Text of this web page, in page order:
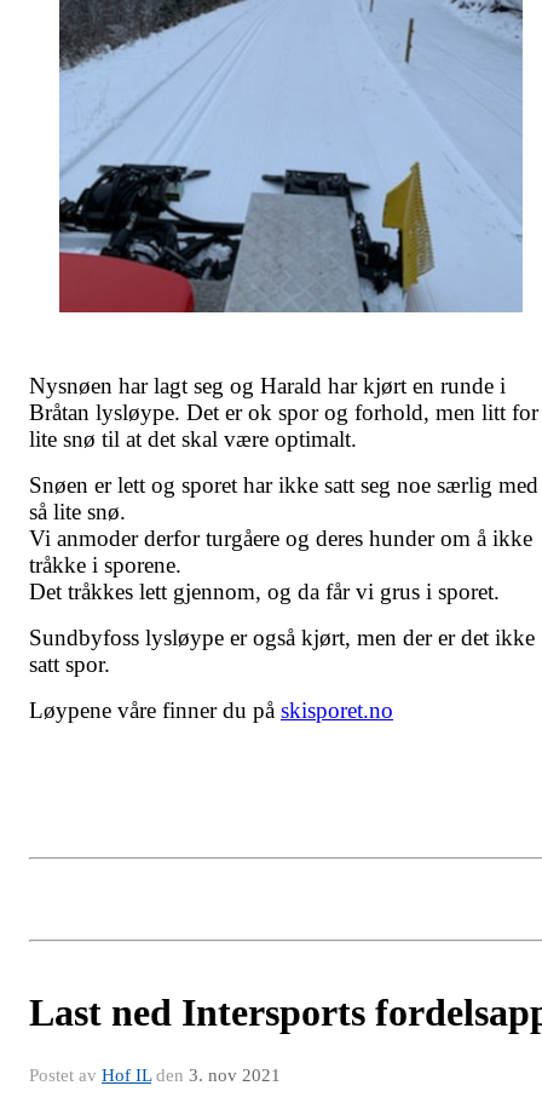
Nysnøen har lagt seg og Harald har kjørt en runde i
Bråtan lysløype. Det er ok spor og forhold, men litt for
lite snø til at det skal være optimalt.
Snøen er lett og sporet har ikke satt seg noe særlig med
så lite snø.
Vi anmoder derfor turgåere og deres hunder om å ikke
tråkke i sporene.
Det tråkkes lett gjennom, og da får vi grus i sporet.
Sundbyfoss lysløype er også kjørt, men der er det ikke
satt spor.
Løypene våre finner du på skisporet.no
Last ned Intersports
Postet av Hof ILden 3. nov 2021